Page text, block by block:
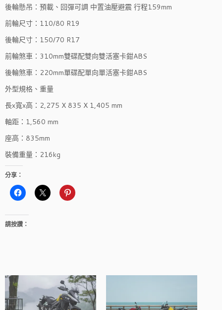
後輪懸吊：預載、回彈可調 中置油壓避震 行程159mm
前輪尺寸：110/80 R19
後輪尺寸：150/70 R17
前輪煞車：310mm雙碟配雙向雙活塞卡鉗ABS
後輪煞車：220mm單碟配單向單活塞卡鉗ABS
外型規格、重量
長x寬x高：2,275 X 835 X 1,405 mm
軸距：1,560 mm
座高：835mm
裝備重量：216kg
分享：
請按讚：